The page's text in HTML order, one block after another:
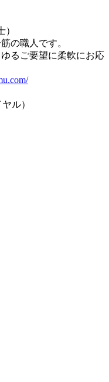
の職人です。
るご要望に柔軟にお応
ル）